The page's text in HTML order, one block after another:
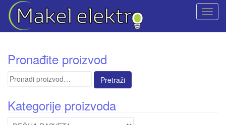
T
Pronađite proizvod
Pretraga
Kategorije proizvoda